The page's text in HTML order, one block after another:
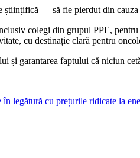
— să fie pierdut din
colegi din grupul PPE,
cu destinație clară pentru
garantarea faptului că niciun
legătură cu prețurile ridicate la